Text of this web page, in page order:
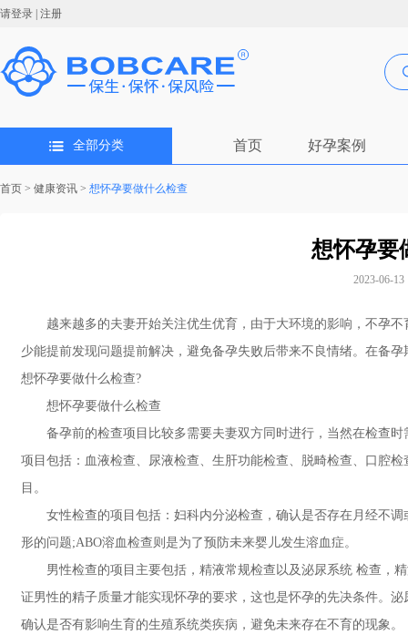
请登录 | 注册
全部分类 首页 好孕案例
首页 > 健康资讯 > 想怀孕要做什么检查
想怀孕要
2023-06-13
越来越多的夫妻开始关注优生优育，由于大环境的影响，不孕不
少能提前发现问题提前解决，避免备孕失败后带来不良情绪。在备
想怀孕要做什么检查?
想怀孕要做什么检查
备孕前的检查项目比较多需要夫妻双方同时进行，当然在检查时
项目包括：血液检查、尿液检查、生肝功能检查、脱畸检查、口腔
目。
女性检查的项目包括：妇科内分泌检查，确认是否存在月经不调
形的问题;ABO溶血检查则是为了预防未来婴儿发生溶血症。
男性检查的项目主要包括，精液常规检查以及泌尿系统 检查，
证男性的精子质量才能实现怀孕的要求，这也是怀孕的先决条件。
确认是否有影响生育的生殖系统类疾病，避免未来存在不育的现象。